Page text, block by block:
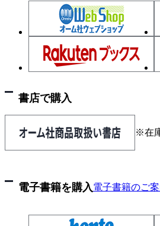
3-10 電源回路の設計
第4章 メイドロボの第一
4-1 デジタル回路ってどう
4-2 制御をデジタル回路で
4-4 論理代数
4-6 便利なデジタルIC 74
4-9 フリップフロップICの
4-11 カウンタを使って、
書店で購入
※在
電子書籍を購入電子書籍のご